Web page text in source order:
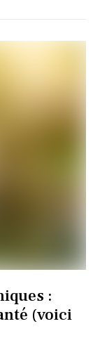
:
(voici